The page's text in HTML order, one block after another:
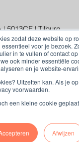
zodat deze website op
voor je bezoek.
in te vullen of contact
ook minder essentiële
en je website-
Uitzetten kan. Als je
voorwaarden.
een kleine cookie
Afwijzen
5013CE | Tilburg
(0)70 - 219 01